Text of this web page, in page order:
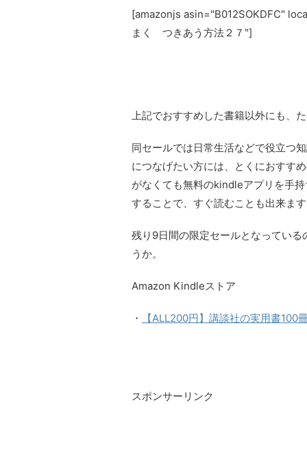
[amazonjs asin="B012SOKDFC"
まく つきあう方法２７"]
上記でおすすめした書籍以外にも、
同セールでは日常生活などで役立つ
につなげたい方には、とくにおすす
がなくても無料のkindleアプリを手
することで、すぐ読むことも出来ます
残り9日間の限定セールとなってい
うか。
Amazon Kindleストア
・ 【ALL200円】講談社の実用書100
スポンサーリンク